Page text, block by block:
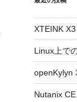
XTEINK
Linux上で
openKylyn
Nutanix